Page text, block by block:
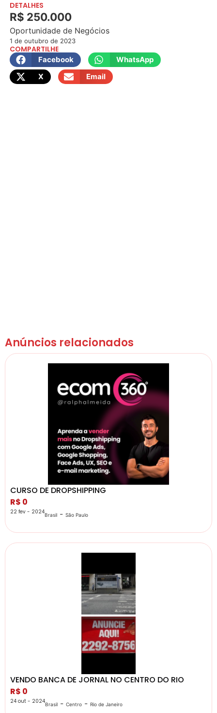
DETALHES
R$ 250.000
Oportunidade de Negócios
1 de outubro de 2023
COMPARTILHE
Facebook
WhatsApp
X
Email
Anúncios relacionados
CURSO DE DROPSHIPPING
R$ 0
22 fev - 2024Brasil - São Paulo
VENDO BANCA DE JORNAL NO CENTRO DO RIO
R$ 0
24 out - 2024Brasil - Centro - Rio de Janeiro